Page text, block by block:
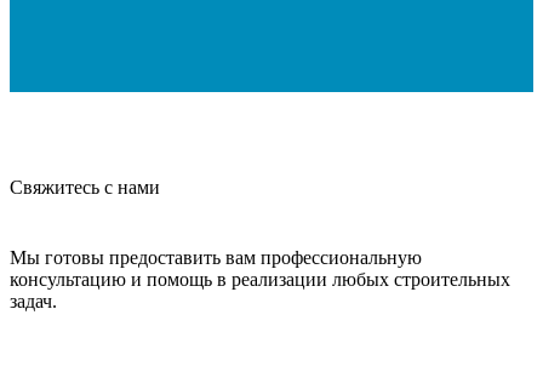
Свяжитесь с нами
Мы готовы предоставить вам профессиональную
консультацию и помощь в реализации любых строительных
задач.